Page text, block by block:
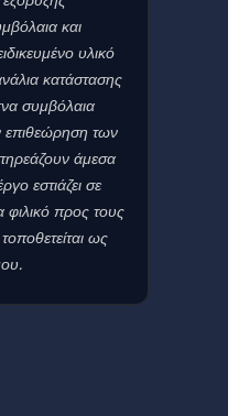
και
υλικό
κατάστασης
συμβόλαια
επιθεώρηση των
άμεσα
εστιάζει σε
φιλικό προς τους
ως